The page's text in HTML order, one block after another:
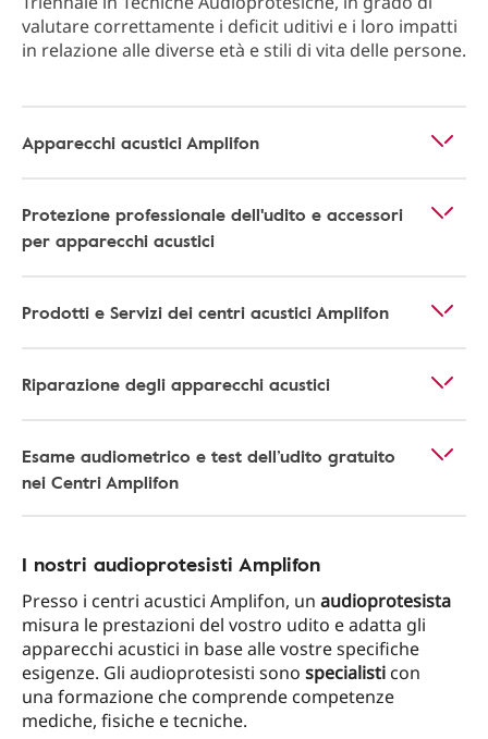
valutare correttamente i deficit uditivi e i loro impatti
in relazione alle diverse età e stili di vita delle persone.
Apparecchi acustici Amplifon
Protezione professionale dell'udito e accessori
per apparecchi acustici
Prodotti e Servizi dei centri acustici Amplifon
Riparazione degli apparecchi acustici
Esame audiometrico e test dell’udito gratuito
nei Centri Amplifon
I nostri audioprotesisti Amplifon
Presso i centri acustici Amplifon, un audioprotesista
misura le prestazioni del vostro udito e adatta gli
apparecchi acustici in base alle vostre specifiche
esigenze. Gli audioprotesisti sono specialisti con
una formazione che comprende competenze
mediche, fisiche e tecniche.